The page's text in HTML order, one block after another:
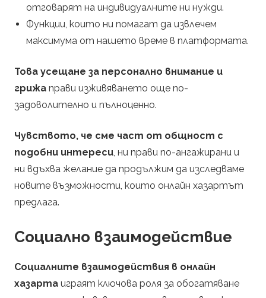
отговарят на индивидуалните ни нужди.
Функции, които ни помагат да извлечем
максимума от нашето време в платформата.
Това усещане за персонално внимание и
грижа прави изживяването още по-
задоволително и пълноценно.
Чувството, че сме част от общност с
подобни интереси , ни прави по-ангажирани и
ни вдъхва желание да продължим да изследваме
новите възможности, които онлайн хазартът
предлага.
Социално взаимодействие
Социалните взаимодействия в онлайн
хазарта играят ключова роля за обогатяване